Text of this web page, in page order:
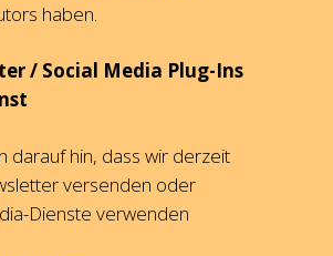
haben.
/ Social Media Plug-Ins
darauf hin, dass wir derzeit
versenden oder
Dienste verwenden